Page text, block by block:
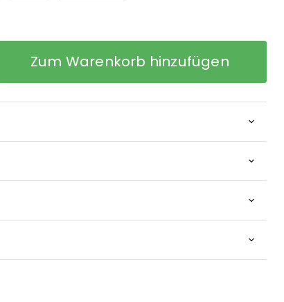
Zum Warenkorb hinzufügen